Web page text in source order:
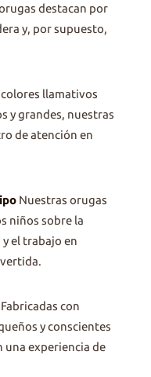
destacan por
y, por supuesto,
llamativos
y grandes, nuestras
de atención en
Nuestras orugas
niños sobre la
el trabajo en
Fabricadas con
y conscientes
una experiencia de